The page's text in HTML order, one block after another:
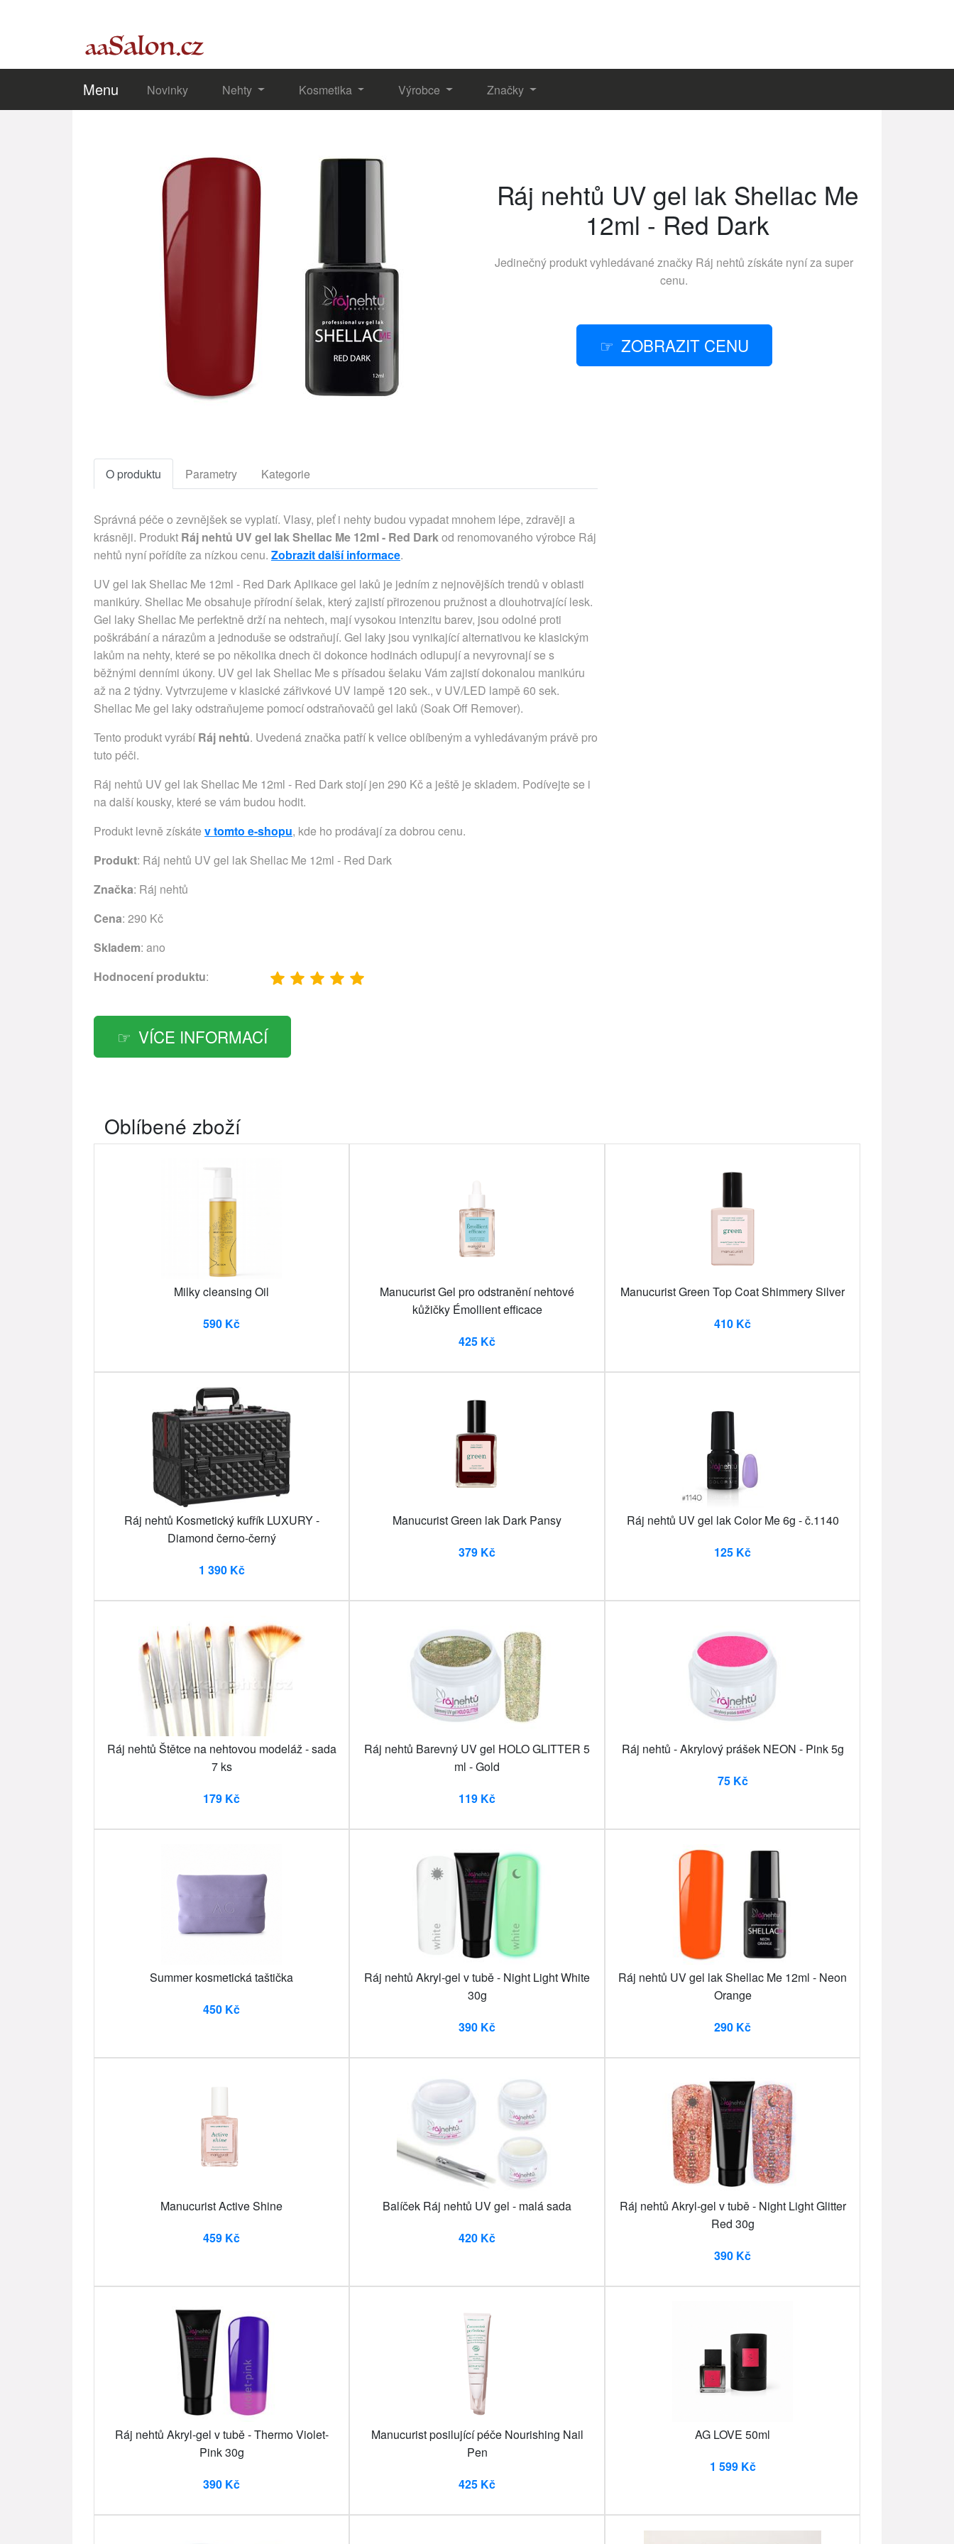
Menu Novinky Nehty Kosmetika Výrobce Značky
Ráj nehtů UV gel lak Shellac Me
12ml - Red Dark
Jedinečný produkt vyhledávané značky Ráj nehtů získáte nyní za super
cenu.
ZOBRAZIT CENU
O produktu Parametry Kategorie
Správná péče o zevnějšek se vyplatí. Vlasy, pleť i nehty budou vypadat mnohem lépe, zdravěji a
krásněji. Produkt Ráj nehtů UV gel lak Shellac Me 12ml - Red Darkod renomovaného výrobce Ráj
nehtů nyní pořídíte za nízkou cenu. Zobrazit další informace.
UV gel lak Shellac Me 12ml - Red Dark Aplikace gel laků je jedním z nejnovějších trendů v oblasti
manikúry. Shellac Me obsahuje přírodní šelak, který zajistí přirozenou pružnost a dlouhotrvající lesk.
Gel laky Shellac Me perfektně drží na nehtech, mají vysokou intenzitu barev, jsou odolné proti
poškrábání a nárazům a jednoduše se odstraňují. Gel laky jsou vynikající alternativou ke klasickým
lakům na nehty, které se po několika dnech či dokonce hodinách odlupují a nevyrovnají se s
běžnými denními úkony. UV gel lak Shellac Me s přísadou šelaku Vám zajistí dokonalou manikúru
až na 2 týdny. Vytvrzujeme v klasické zářivkové UV lampě 120 sek., v UV/LED lampě 60 sek.
Shellac Me gel laky odstraňujeme pomocí odstraňovačů gel laků (Soak Off Remover).
Tento produkt vyrábíRáj nehtů. Uvedená značka patří k velice oblíbeným a vyhledávaným právě pro
tuto péči.
Ráj nehtů UV gel lak Shellac Me 12ml - Red Dark stojí jen 290 Kč a ještě je skladem. Podívejte se i
na další kousky, které se vám budou hodit.
Produkt levně získáte v tomto e-shopu, kde ho prodávají za dobrou cenu.
Produkt: Ráj nehtů UV gel lak Shellac Me 12ml - Red Dark
Značka: Ráj nehtů
Cena: 290 Kč
Skladem: ano
Hodnocení produktu:
VÍCE INFORMACÍ
Oblíbené zboží
Milky cleansing Oil
590 Kč
Manucurist Gel pro odstranění nehtové
kůžičky Émollient efficace
425 Kč
Manucurist Green Top Coat Shimmery Silver
410 Kč
Ráj nehtů Kosmetický kufřík LUXURY -
Diamond černo-černý
1 390 Kč
Manucurist Green lak Dark Pansy
379 Kč
Ráj nehtů UV gel lak Color Me 6g - č.1140
125 Kč
Ráj nehtů Štětce na nehtovou modeláž - sada
7 ks
179 Kč
Ráj nehtů Barevný UV gel HOLO GLITTER 5
ml - Gold
119 Kč
Ráj nehtů - Akrylový prášek NEON - Pink 5g
75 Kč
Summer kosmetická taštička
450 Kč
Ráj nehtů Akryl-gel v tubě - Night Light White
30g
390 Kč
Ráj nehtů UV gel lak Shellac Me 12ml - Neon
Orange
290 Kč
Manucurist Active Shine
459 Kč
Balíček Ráj nehtů UV gel - malá sada
420 Kč
Ráj nehtů Akryl-gel v tubě - Night Light Glitter
Red 30g
390 Kč
Ráj nehtů Akryl-gel v tubě - Thermo Violet-
Pink 30g
390 Kč
Manucurist posilující péče Nourishing Nail
Pen
425 Kč
AG LOVE 50ml
1 599 Kč